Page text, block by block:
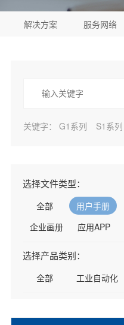
解决方案 服务网络
关键字： G1系列 S1系列
选择文件类型：
全部 用户手册
企业画册
应用APP
选择产品类别：
全部 工业自动化